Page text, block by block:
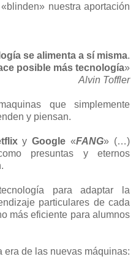
nuestra aportación
se alimenta a sí misma.
posible más tecnología»
Alvin Toffler
que simplemente
y piensan.
yGoogle «FANG» (…)
presuntas y eternos
para adaptar la
particulares de cada
más eficiente para alumnos
era de las nuevas máquinas: